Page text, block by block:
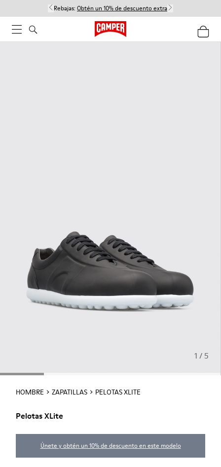
Rebajas: Obtén un 10% de descuento extra
1 / 5
HOMBRE ZAPATILLAS PELOTAS XLITE
Pelotas XLite
Únete y obtén un 10% de descuento en este modelo